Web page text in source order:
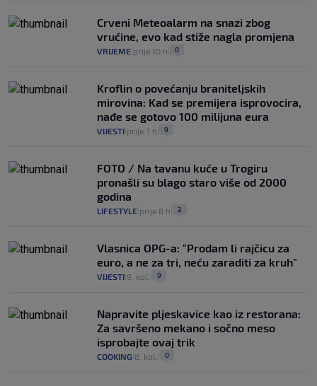
Crveni Meteoalarm na snazi zbog
vrućine, evo kad stiže nagla promjena
VRIJEME prije 10 h 0
Kroflin o povećanju braniteljskih
mirovina: Kad se premijera isprovocira,
nađe se gotovo 100 milijuna eura
VIJESTI prije 7 h 9
FOTO / Na tavanu kuće u Trogiru
pronašli su blago staro više od 2000
godina
LIFESTYLE prije 8 h 2
Vlasnica OPG-a: "Prodam li rajčicu za
euro, a ne za tri, neću zaraditi za kruh"
VIJESTI 9. kol. 9
Napravite pljeskavice kao iz restorana:
Za savršeno mekano i sočno meso
isprobajte ovaj trik
COOKING 8. kol. 0